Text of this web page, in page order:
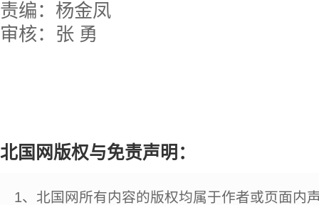
责编：杨金凤
审核：张 勇
北国网版权与免责声明：
1、北国网所有内容的版权均属于作者或页面内